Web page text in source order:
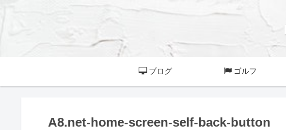
ブログ ゴルフ
A8.net-home-screen-self-back-button